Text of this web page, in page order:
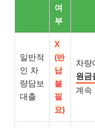
여
부
일반적
인 차
량담보
대출
X
(반
납
불
필
요)
차량
원금
계속